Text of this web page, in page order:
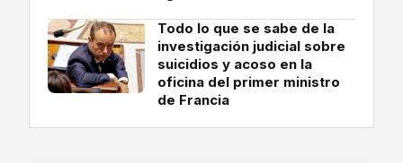
Todo lo que se sabe de la
investigación judicial sobre
suicidios y acoso en la
oficina del primer ministro
de Francia